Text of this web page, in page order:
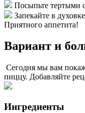
Посыпьте тертыми
Запекайте в
Приятного аппетита!
Вариант и
Сегодня мы вам
пиццу. Добавляйте
Ингредиенты